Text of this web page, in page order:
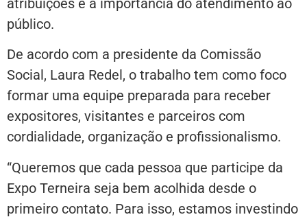
público.
De acordo com a presidente da Comissão
Social, Laura Redel, o trabalho tem como foco
formar uma equipe preparada para receber
expositores, visitantes e parceiros com
cordialidade, organização e profissionalismo.
“Queremos que cada pessoa que participe da
Expo Terneira seja bem acolhida desde o
primeiro contato. Para isso, estamos investindo